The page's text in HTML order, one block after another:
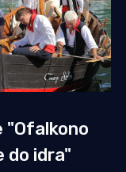
"Ofalkono
do idra"